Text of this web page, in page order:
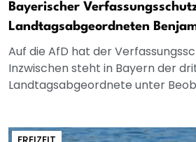
Bayerischer
Landtagsabgeordneten
Auf die AfD hat der
Inzwischen steht in Bayern der
Landtagsabgeordnete unter